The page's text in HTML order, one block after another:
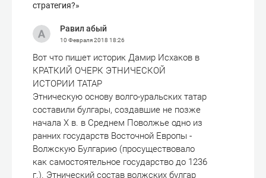
стратегия?»
Равил абый
10 Февраля 2018 18:26
Вот что пишет историк Дамир Исхаков в
КРАТКИЙ ОЧЕРК ЭТНИЧЕСКОЙ
ИСТОРИИ ТАТАР
Этническую основу волго-уральских татар
составили булгары, создавшие не позже
начала Х в. в Среднем Поволжье одно из
ранних государств Восточной Европы -
Волжскую Булгарию (просуществовало
как самостоятельное государство до 1236
г.). Этнический состав волжских булгар